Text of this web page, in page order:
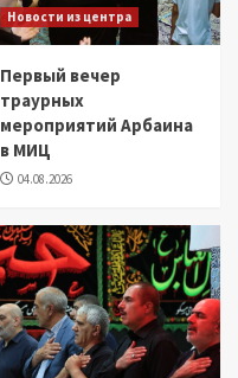
Новости из центра
Первый вечер
траурных
мероприятий Арбаина
в МИЦ
04.08.2026